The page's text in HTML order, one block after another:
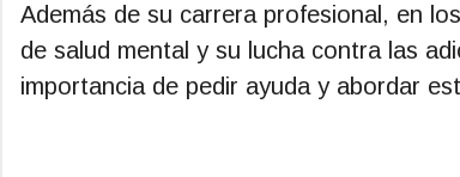
Además de su carrera profesional, en
de salud mental y su lucha contra las
importancia de pedir ayuda y abordar